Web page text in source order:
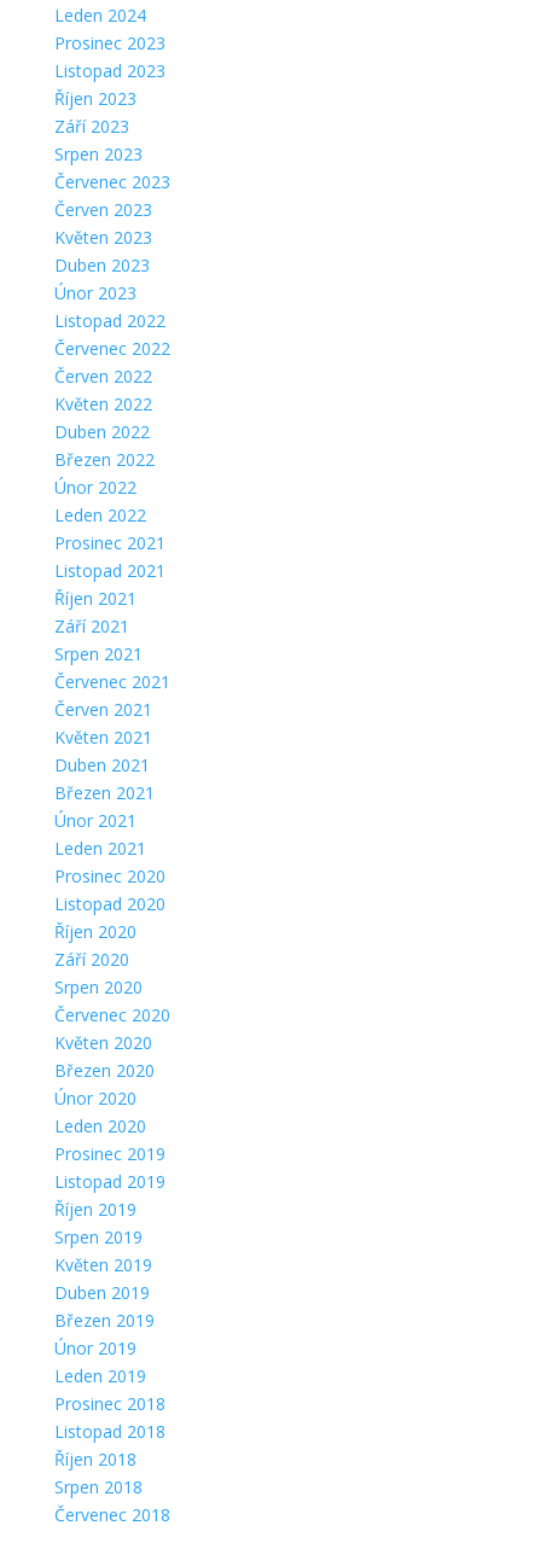
Leden 2024
Prosinec 2023
Listopad 2023
Říjen 2023
Září 2023
Srpen 2023
Červenec 2023
Červen 2023
Květen 2023
Duben 2023
Únor 2023
Listopad 2022
Červenec 2022
Červen 2022
Květen 2022
Duben 2022
Březen 2022
Únor 2022
Leden 2022
Prosinec 2021
Listopad 2021
Říjen 2021
Září 2021
Srpen 2021
Červenec 2021
Červen 2021
Květen 2021
Duben 2021
Březen 2021
Únor 2021
Leden 2021
Prosinec 2020
Listopad 2020
Říjen 2020
Září 2020
Srpen 2020
Červenec 2020
Květen 2020
Březen 2020
Únor 2020
Leden 2020
Prosinec 2019
Listopad 2019
Říjen 2019
Srpen 2019
Květen 2019
Duben 2019
Březen 2019
Únor 2019
Leden 2019
Prosinec 2018
Listopad 2018
Říjen 2018
Srpen 2018
Červenec 2018